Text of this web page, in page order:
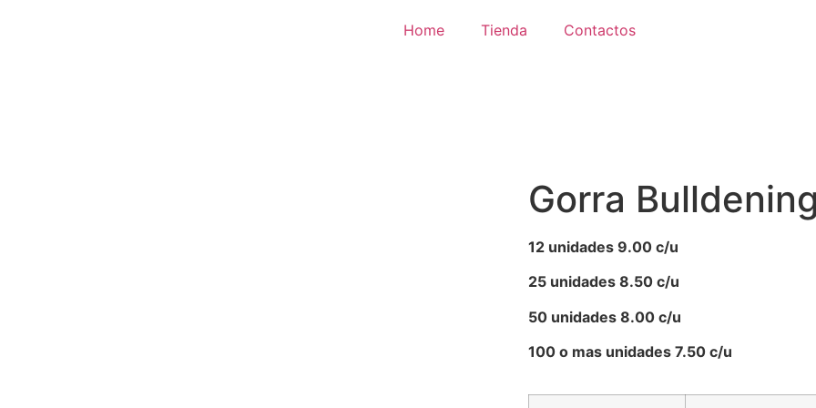
Home Tienda Contactos
Gorra Bulldening
12 unidades 9.00 c/u
25 unidades 8.50 c/u
50 unidades 8.00 c/u
100 o mas unidades 7.50 c/u